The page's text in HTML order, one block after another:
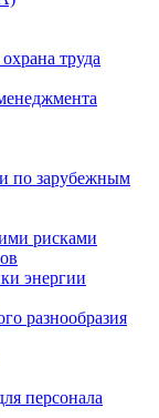
труда
по зарубежным
рисками
энергии
разнообразия
персонала